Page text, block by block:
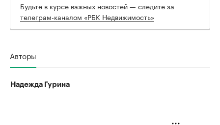
Будьте в курсе важных новостей — следите за
телеграм-каналом «РБК Недвижимость»
Авторы
Надежда Гурина